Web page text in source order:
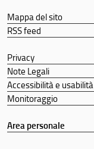
Mappa del sito
RSS feed
Privacy
Note Legali
Accessibilità e usabilità
Monitoraggio
Area personale